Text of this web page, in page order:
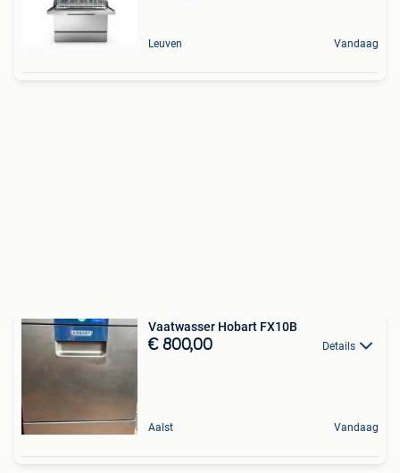
Leuven Vandaag
Vaatwasser Hobart FX10B
€ 800,00 Details
Aalst Vandaag